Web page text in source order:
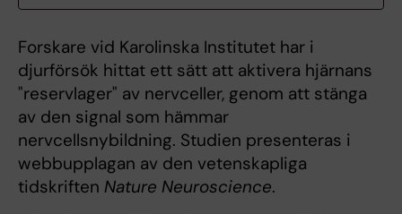
Forskare vid Karolinska Institutet har i
djurförsök hittat ett sätt att aktivera hjärnans
"reservlager" av nervceller, genom att stänga
av den signal som hämmar
nervcellsnybildning. Studien presenteras i
webbupplagan av den vetenskapliga
tidskriften Nature Neuroscience.